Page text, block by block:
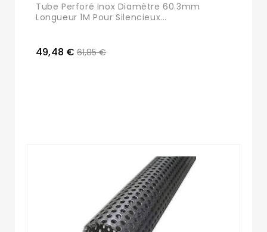
Tube Perforé Inox Diamètre 60.3mm
Longueur 1M Pour Silencieux...
49,48 € 61,85 €